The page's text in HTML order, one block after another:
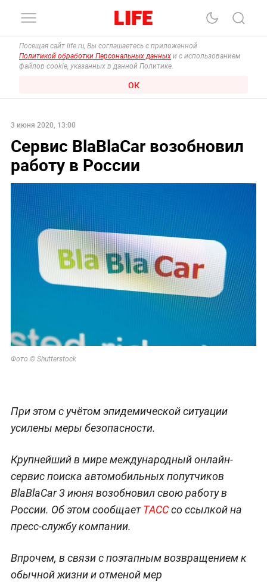
Посещая сайт life.ru, Вы соглашаетесь с приложенной
Политикой обработки Персональных данных и с использованием
файлов cookie, указанных в данной Политике.
ОК
3 июня 2020, 13:00
Сервис BlaBlaCar возобновил
работу в России
Фото © Shutterstock
При этом с учётом эпидемической ситуации
усилены меры безопасности.
Крупнейший в мире международный онлайн-
сервис поиска автомобильных попутчиков
BlaBlaCar 3 июня возобновил свою работу в
России. Об этом сообщаетТАССсо ссылкой на
пресс-службу компании.
Впрочем, в связи с поэтапным возвращением к
обычной жизни и отменой мер